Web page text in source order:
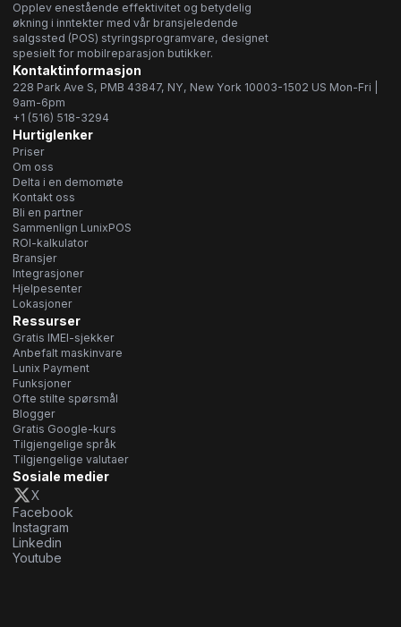
Opplev enestående effektivitet og betydelig
økning i inntekter med vår bransjeledende
salgssted (POS) styringsprogramvare, designet
spesielt for mobilreparasjon butikker.
Kontaktinformasjon
228 Park Ave S, PMB 43847, NY, New York 10003-1502 US Mon-Fri |
9am-6pm
+1 (516) 518-3294
Hurtiglenker
Priser
Om oss
Delta i en demomøte
Kontakt oss
Bli en partner
Sammenlign LunixPOS
ROI-kalkulator
Bransjer
Integrasjoner
Hjelpesenter
Lokasjoner
Ressurser
Gratis IMEI-sjekker
Anbefalt maskinvare
Lunix Payment
Funksjoner
Ofte stilte spørsmål
Blogger
Gratis Google-kurs
Tilgjengelige språk
Tilgjengelige valutaer
Sosiale medier
X
Facebook
Instagram
Linkedin
Youtube